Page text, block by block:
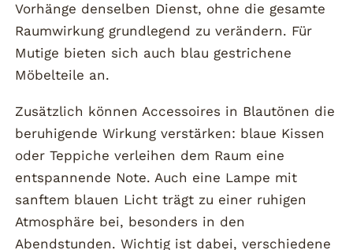
Vorhänge denselben Dienst, ohne die gesamte
Raumwirkung grundlegend zu verändern. Für
Mutige bieten sich auch blau gestrichene
Möbelteile an.
Zusätzlich können Accessoires in Blautönen die
beruhigende Wirkung verstärken: blaue Kissen
oder Teppiche verleihen dem Raum eine
entspannende Note. Auch eine Lampe mit
sanftem blauen Licht trägt zu einer ruhigen
Atmosphäre bei, besonders in den
Abendstunden. Wichtig ist dabei, verschiedene